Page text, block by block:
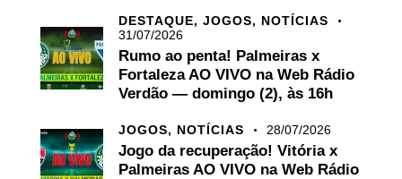
DESTAQUE, JOGOS, NOTÍCIAS
31/07/2026
Rumo ao penta! Palmeiras x
Fortaleza AO VIVO na Web Rádio
Verdão — domingo (2), às 16h
JOGOS, NOTÍCIAS 28/07/2026
Jogo da recuperação! Vitória x
Palmeiras AO VIVO na Web Rádio